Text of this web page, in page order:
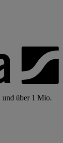
und über 1 Mio.